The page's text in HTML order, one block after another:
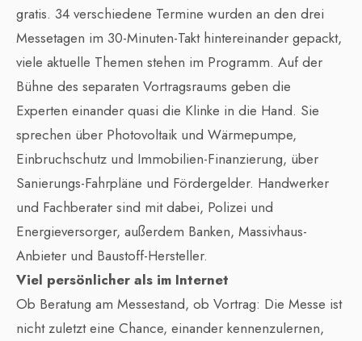
gratis. 34 verschiedene Termine wurden an den drei
Messetagen im 30-Minuten-Takt hintereinander gepackt,
viele aktuelle Themen stehen im Programm. Auf der
Bühne des separaten Vortragsraums geben die
Experten einander quasi die Klinke in die Hand. Sie
sprechen über Photovoltaik und Wärmepumpe,
Einbruchschutz und Immobilien-Finanzierung, über
Sanierungs-Fahrpläne und Fördergelder. Handwerker
und Fachberater sind mit dabei, Polizei und
Energieversorger, außerdem Banken, Massivhaus-
Anbieter und Baustoff-Hersteller.
Viel persönlicher als im Internet
Ob Beratung am Messestand, ob Vortrag: Die Messe ist
nicht zuletzt eine Chance, einander kennenzulernen,